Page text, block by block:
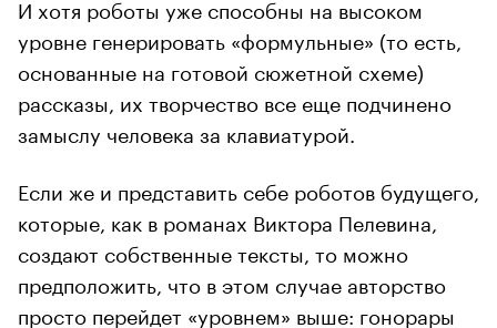
И хотя роботы уже способны на высоком
уровне генерировать «формульные» (то есть,
основанные на готовой сюжетной схеме)
рассказы, их творчество все еще подчинено
замыслу человека за клавиатурой.
Если же и представить себе роботов будущего,
которые, как в романах Виктора Пелевина,
создают собственные тексты, то можно
предположить, что в этом случае авторство
просто перейдет «уровнем» выше: гонорары